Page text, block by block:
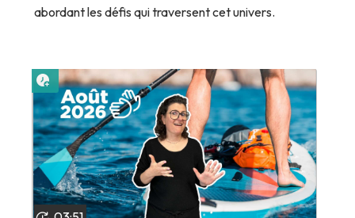
abordant les défis qui traversent cet univers.
Lire plus tard